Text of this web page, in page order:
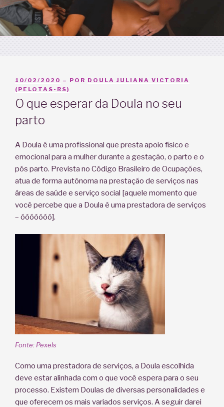
PUBLICADO
EM
10/02/2020 – POR DOULA JULIANA VICTORIA
(PELOTAS-RS)
O que esperar da Doula no seu
parto
A Doula é uma profissional que presta apoio físico e
emocional para a mulher durante a gestação, o parto e o
pós parto. Prevista no Código Brasileiro de Ocupações,
atua de forma autônoma na prestação de serviços nas
áreas de saúde e serviço social [aquele momento que
você percebe que a Doula é uma prestadora de serviços
– óóóóóóó].
Fonte: Pexels
Como uma prestadora de serviços, a Doula escolhida
deve estar alinhada com o que você espera para o seu
processo. Existem Doulas de diversas personalidades e
que oferecem os mais variados serviços. A seguir darei